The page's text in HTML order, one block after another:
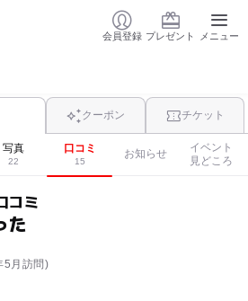
会員登録 プレゼント メニュー
クーポン チケット
写真
22
口コミ
15
お知らせ
イベント
見どころ
コミ
た
5月訪問)